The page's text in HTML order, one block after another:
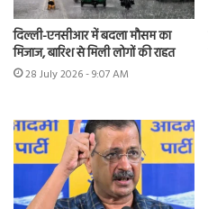
दिल्ली-एनसीआर में बदला मौसम का
मिजाज, बारिश से मिली लोगों की राहत
28 July 2026 - 9:07 AM